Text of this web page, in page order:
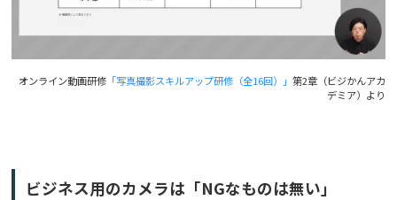
オンライン動画研修「写真撮影スキルアップ研修（全16回）」 第2章（ビジかんアカ
デミア）より
ビジネス用のカメラは「NGなものは無い」